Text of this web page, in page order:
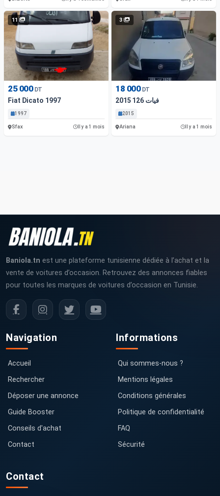
11
25 000 DT
Fiat Dicato 1997
1997
Sfax Il y a 1 mois
3
18 000 DT
فيات 126 2015
2015
Ariana Il y a 1 mois
Baniola.tn est une plateforme tunisienne dédiée à l’achat et la
vente de voitures d’occasion. Retrouvez des annonces fiables
pour toutes les marques de voitures d’occasion en Tunisie.
Navigation
Accueil
Rechercher
Déposer une annonce
Guide Booster
Conseils d'achat
Contact
Informations
Qui sommes-nous ?
Mentions légales
Conditions générales
Politique de confidentialité
FAQ
Sécurité
Contact